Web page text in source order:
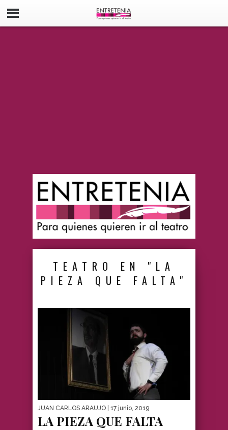
TEATRO EN "LA
PIEZA QUE FALTA"
JUAN CARLOS ARAUJO | 17 junio, 2019
LA PIEZA QUE FALTA